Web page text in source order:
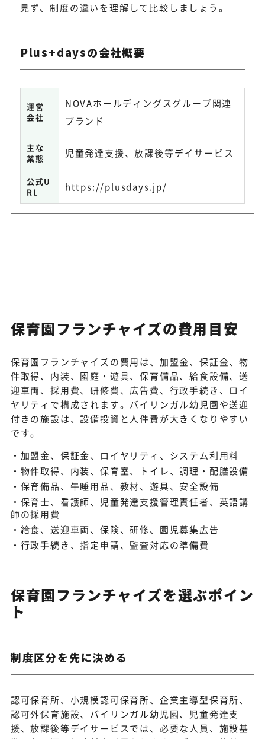
見ず、制度の違いを理解して比較しましょう。
Plus+daysの会社概要
運営
会社
NOVAホールディングスグループ関連
ブランド
主な
業態
児童発達支援、放課後等デイサービス
公式U
RL
https://plusdays.jp/
保育園フランチャイズの費用目安
保育園フランチャイズの費用は、加盟金、保証金、物
件取得、内装、園庭・遊具、保育備品、給食設備、送
迎車両、採用費、研修費、広告費、行政手続き、ロイ
ヤリティで構成されます。バイリンガル幼児園や送迎
付きの施設は、設備投資と人件費が大きくなりやすい
です。
加盟金、保証金、ロイヤリティ、システム利用料
物件取得、内装、保育室、トイレ、調理・配膳設備
保育備品、午睡用品、教材、遊具、安全設備
保育士、看護師、児童発達支援管理責任者、英語講
師の採用費
給食、送迎車両、保険、研修、園児募集広告
行政手続き、指定申請、監査対応の準備費
保育園フランチャイズを選ぶポイン
ト
制度区分を先に決める
認可保育所、小規模認可保育所、企業主導型保育所、
認可外保育施設、バイリンガル幼児園、児童発達支
援、放課後等デイサービスでは、必要な人員、施設基